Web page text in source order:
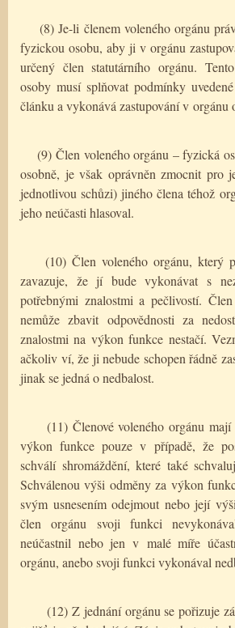
(8) Je-li členem voleného orgánu
fyzickou osobu, aby ji v orgánu
určený člen statutárního orgánu.
osoby musí splňovat podmínky
článku a vykonává zastupování v orgánu
(9) Člen voleného orgánu – fyzická
osobně, je však oprávněn zmocnit pro
jednotlivou schůzi) jiného člena téhož
jeho neúčasti hlasoval.
(10) Člen voleného orgánu, který
zavazuje, že jí bude vykonávat s
potřebnými znalostmi a pečlivostí.
nemůže zbavit odpovědnosti za
znalostmi na výkon funkce nestačí.
ačkoliv ví, že ji nebude schopen řádně
jinak se jedná o nedbalost.
(11) Členové voleného orgánu
výkon funkce pouze v případě, že
schválí shromáždění, které také
Schválenou výši odměny za výkon
svým usnesením odejmout nebo její
člen orgánu svoji funkci
neúčastnil nebo jen v malé míře
orgánu, anebo svoji funkci vykonával
(12) Z jednání orgánu se pořizuje